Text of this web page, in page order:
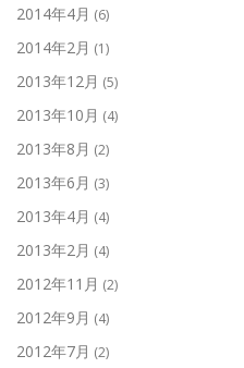
2014年4月 (6)
2014年2月 (1)
2013年12月 (5)
2013年10月 (4)
2013年8月 (2)
2013年6月 (3)
2013年4月 (4)
2013年2月 (4)
2012年11月 (2)
2012年9月 (4)
2012年7月 (2)